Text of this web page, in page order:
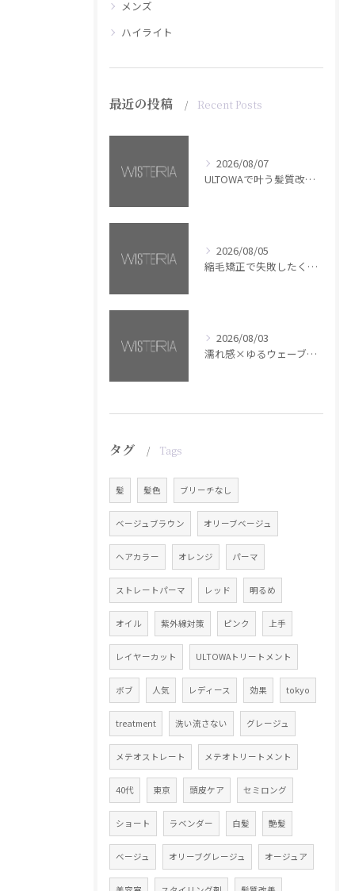
メンズ
ハイライト
最近の投稿 Recent Posts
2026/08/07
ULTOWAで叶う髪質改善美髪カラー【銀座・美容室WISTERIA】
2026/08/05
縮毛矯正で失敗したくない方へ【銀座・美容室WISTERIA】
2026/08/03
濡れ感×ゆるウェーブミディアム【銀座・美容室WISTERIA】
タグ Tags
髪 髪色 ブリーチなし
ベージュブラウン オリーブベージュ
ヘアカラー オレンジ パーマ
ストレートパーマ レッド 明るめ
オイル 紫外線対策 ピンク 上手
レイヤーカット ULTOWAトリートメント
ボブ 人気 レディース 効果 tokyo
treatment 洗い流さない グレージュ
メテオストレート メテオトリートメント
40代 東京 頭皮ケア セミロング
ショート ラベンダー 白髪 艶髪
ベージュ オリーブグレージュ オージュア